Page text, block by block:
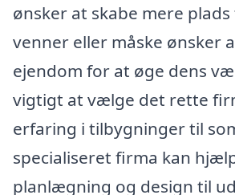
ønsker at skabe mere
venner eller måske ønsker
ejendom for at øge dens
vigtigt at vælge det rette
erfaring i tilbygninger til
specialiseret firma kan
planlægning og design til